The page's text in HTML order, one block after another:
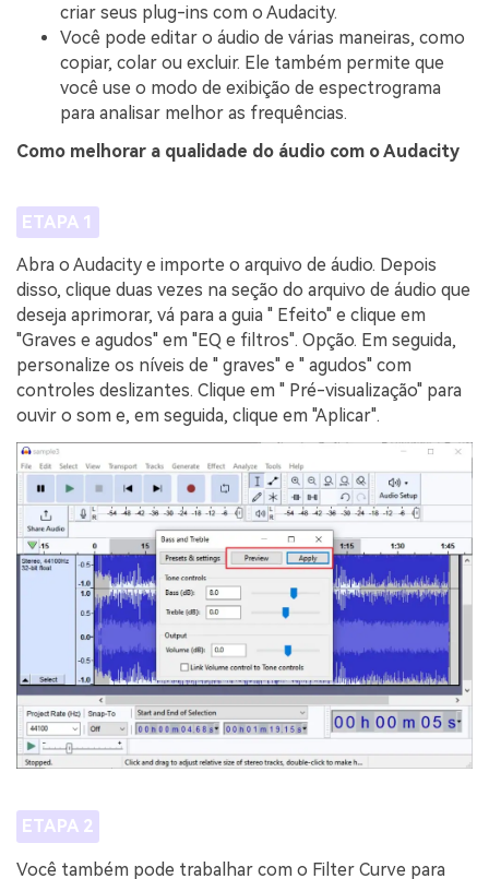
criar seus plug-ins com o Audacity.
Você pode editar o áudio de várias maneiras, como
copiar, colar ou excluir. Ele também permite que
você use o modo de exibição de espectrograma
para analisar melhor as frequências.
Como melhorar a qualidade do áudio com o Audacity
ETAPA 1
Abra o Audacity e importe o arquivo de áudio. Depois
disso, clique duas vezes na seção do arquivo de áudio que
deseja aprimorar, vá para a guia " Efeito" e clique em
"Graves e agudos" em "EQ e filtros". Opção. Em seguida,
personalize os níveis de " graves" e " agudos" com
controles deslizantes. Clique em " Pré-visualização" para
ouvir o som e, em seguida, clique em "Aplicar".
ETAPA 2
Você também pode trabalhar com o Filter Curve para